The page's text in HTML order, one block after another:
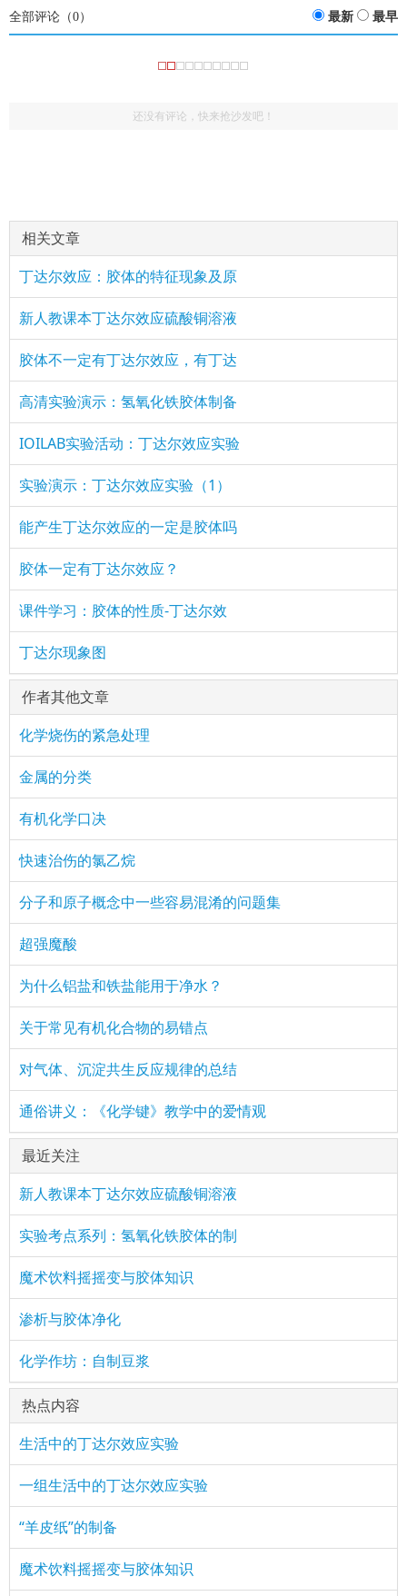
全部评论（0） 最新 最早
还没有评论，快来抢沙发吧！
相关文章
丁达尔效应：胶体的特征现象及原
新人教课本丁达尔效应硫酸铜溶液
胶体不一定有丁达尔效应，有丁达
高清实验演示：氢氧化铁胶体制备
IOILAB实验活动：丁达尔效应实验
实验演示：丁达尔效应实验（1）
能产生丁达尔效应的一定是胶体吗
胶体一定有丁达尔效应？
课件学习：胶体的性质-丁达尔效
丁达尔现象图
作者其他文章
化学烧伤的紧急处理
金属的分类
有机化学口决
快速治伤的氯乙烷
分子和原子概念中一些容易混淆的问题集
超强魔酸
为什么铝盐和铁盐能用于净水？
关于常见有机化合物的易错点
对气体、沉淀共生反应规律的总结
通俗讲义：《化学键》教学中的爱情观
最近关注
新人教课本丁达尔效应硫酸铜溶液
实验考点系列：氢氧化铁胶体的制
魔术饮料摇摇变与胶体知识
渗析与胶体净化
化学作坊：自制豆浆
热点内容
生活中的丁达尔效应实验
一组生活中的丁达尔效应实验
“羊皮纸”的制备
魔术饮料摇摇变与胶体知识